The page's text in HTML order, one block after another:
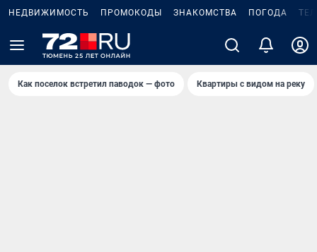
НЕДВИЖИМОСТЬ ПРОМОКОДЫ ЗНАКОМСТВА ПОГОДА
Как поселок встретил паводок — фото Квартиры с видом на реку